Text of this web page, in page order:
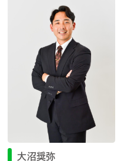
大沼奨弥